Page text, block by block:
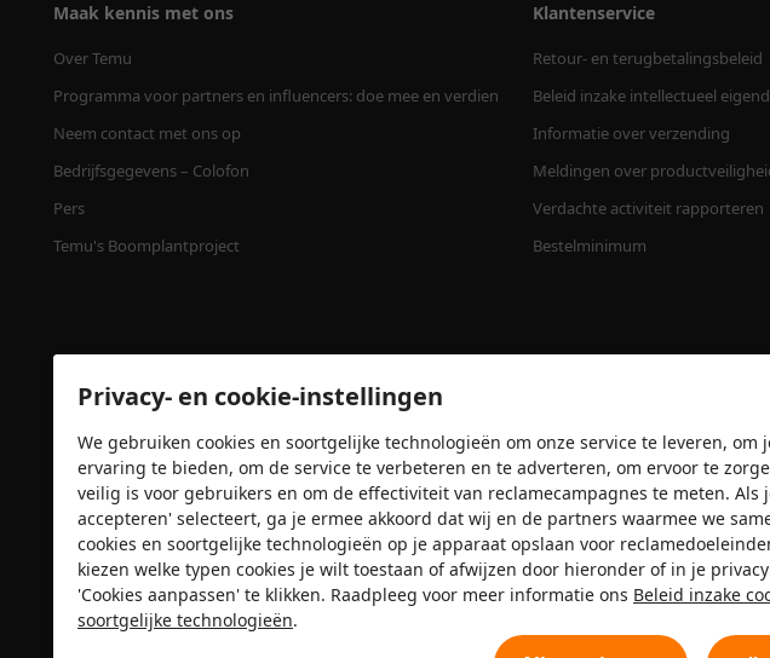
Maak kennis met ons
Over Temu
Programma voor partners en influencers: doe mee en verdien
Neem contact met ons op
Bedrijfsgegevens – Colofon
Pers
Temu's Boomplantproject
Klantenservice
Retour- en terugbetalingsbeleid
Beleid inzake intellectueel
Informatie over verzending
Meldingen over
Verdachte activiteit rapporteren
Bestelminimum
Veiligheidscertificaten
Privacy- en cookie-instellingen
We gebruiken cookies en soortgelijke technologieën om onze service te leveren, om
ervaring te bieden, om de service te verbeteren en te adverteren, om ervoor te
veilig is voor gebruikers en om de effectiviteit van reclamecampagnes te meten. Als
accepteren' selecteert, ga je ermee akkoord dat wij en de partners waarmee we
cookies en soortgelijke technologieën op je apparaat opslaan voor
kiezen welke typen cookies je wilt toestaan of afwijzen door hieronder of in je
'Cookies aanpassen' te klikken. Raadpleeg voor meer informatie ons Beleid inzake
soortgelijke technologieën.